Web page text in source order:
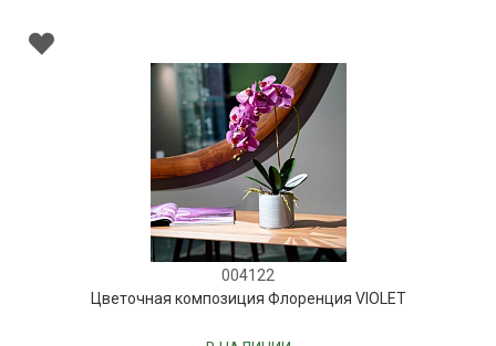
004122
Цветочная композиция Флоренция VIOLET